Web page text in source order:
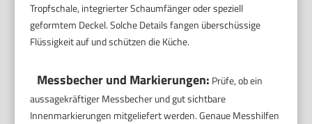
Tropfschale, integrierter Schaumfänger oder speziell
geformtem Deckel. Solche Details fangen überschüssige
Flüssigkeit auf und schützen die Küche.
Messbecher und Markierungen: Prüfe, ob ein
aussagekräftiger Messbecher und gut sichtbare
Innenmarkierungen mitgeliefert werden. Genaue Messhilfen